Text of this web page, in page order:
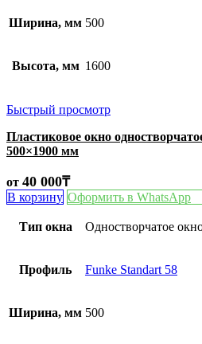
Ширина, мм 500
Высота, мм 1600
Быстрый просмотр
Пластиковое окно
500×1900 мм
от 40 000₸
В корзину Оформить в WhatsApp
Тип окна Одностворчатое
Профиль Funke Standart 58
Ширина, мм 500